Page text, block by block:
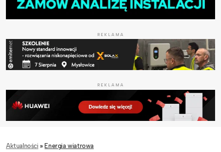
REKLAMA
REKLAMA
Aktualności » Energia wiatrowa